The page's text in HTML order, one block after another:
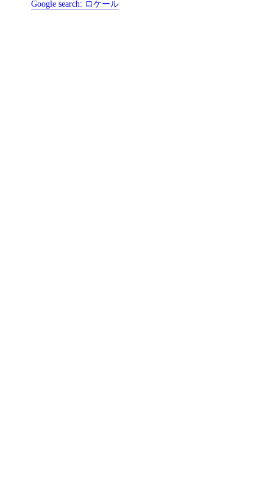
Google search: ロケール